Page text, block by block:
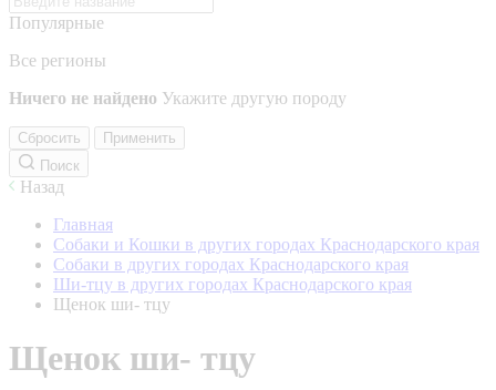
Популярные
Все регионы
Ничего не найдено Укажите другую породу
Сбросить
Применить
Поиск
Назад
Главная
Собаки и Кошки в других городах Краснодарского края
Собаки в других городах Краснодарского края
Ши-тцу в других городах Краснодарского края
Щенок ши- тцу
Щенок ши- тцу